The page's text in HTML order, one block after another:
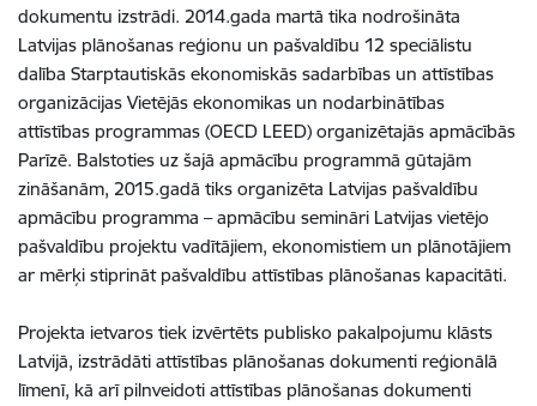
dokumentu izstrādi. 2014.gada martā tika nodrošināta
Latvijas plānošanas reģionu un pašvaldību 12 speciālistu
dalība Starptautiskās ekonomiskās sadarbības un attīstības
organizācijas Vietējās ekonomikas un nodarbinātības
attīstības programmas (OECD LEED) organizētajās apmācībās
Parīzē. Balstoties uz šajā apmācību programmā gūtajām
zināšanām, 2015.gadā tiks organizēta Latvijas pašvaldību
apmācību programma – apmācību semināri Latvijas vietējo
pašvaldību projektu vadītājiem, ekonomistiem un plānotājiem
ar mērķi stiprināt pašvaldību attīstības plānošanas kapacitāti.
Projekta ietvaros tiek izvērtēts publisko pakalpojumu klāsts
Latvijā, izstrādāti attīstības plānošanas dokumenti reģionālā
līmenī, kā arī pilnveidoti attīstības plānošanas dokumenti